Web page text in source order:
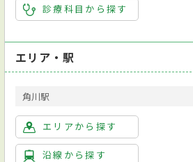
診療科目から探す
エリア・駅
角川駅
エリアから探す
沿線から探す